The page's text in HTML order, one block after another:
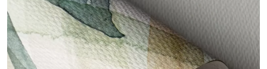
Metal
Metal es el papel pintado metálico de Tecnografica, con
reflejos metálicos únicos que resaltan los colores oro, plata,
cobre y ricos.